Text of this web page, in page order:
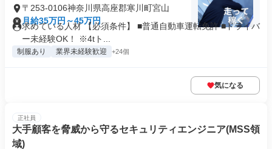
〒253-0106神奈川県高座郡寒川町宮山
月給35万円～45万円
求めている人材 【必須条件】 ■普通自動車運転免許 ■ドライバ
ー未経験OK！ ※4tト...
制服あり 業界未経験歓迎 +24個
気になる
正社員
大手顧客を脅威から守るセキュリティエンジニア(MSS領
域)